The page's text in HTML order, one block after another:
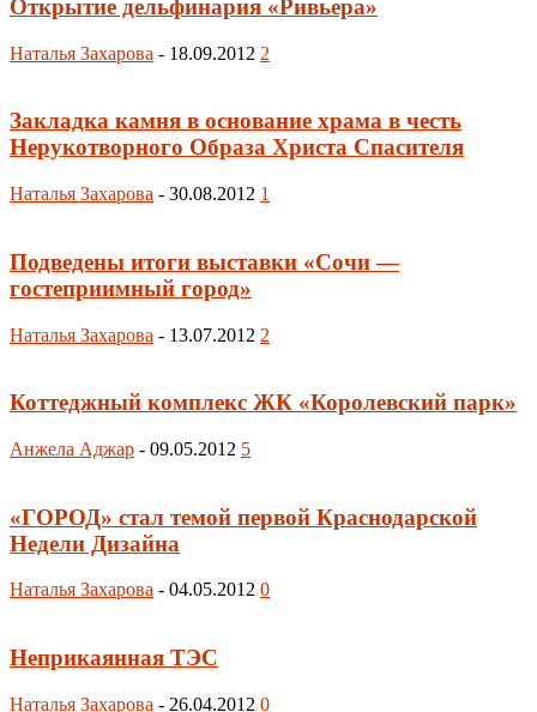
Открытие дельфинария «Ривьера»
Наталья Захарова - 18.09.2012 2
Закладка камня в основание храма в честь
Нерукотворного Образа Христа Спасителя
Наталья Захарова - 30.08.2012 1
Подведены итоги выставки «Сочи —
гостеприимный город»
Наталья Захарова - 13.07.2012 2
Коттеджный комплекс ЖК «Королевский парк»
Анжела Аджар - 09.05.2012 5
«ГОРОД» стал темой первой Краснодарской
Недели Дизайна
Наталья Захарова - 04.05.2012 0
Неприкаянная ТЭС
Наталья Захарова - 26.04.2012 0